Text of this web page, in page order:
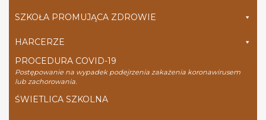
SZKOŁA PROMUJĄCA ZDROWIE
HARCERZE
PROCEDURA COVID-19
Postępowanie na wypadek podejrzenia zakażenia koronawirusem
lub zachorowania.
ŚWIETLICA SZKOLNA